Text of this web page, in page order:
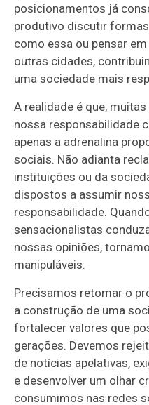
posicionamentos já
produtivo discutir
como essa ou pensar
outras cidades,
uma sociedade mais
A realidade é que,
nossa responsabilidade
apenas a adrenalina
sociais. Não adianta
instituições ou da
dispostos a assumir
responsabilidade.
sensacionalistas
nossas opiniões,
manipuláveis.
Precisamos retomar o
a construção de uma
fortalecer valores que
gerações. Devemos
de notícias apelativas,
e desenvolver um olhar
consumimos nas redes